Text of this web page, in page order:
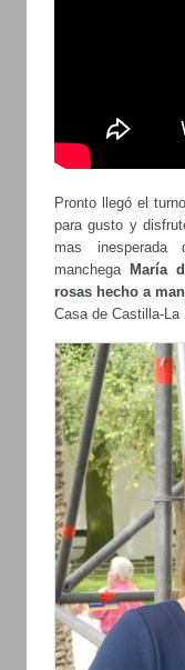
Pronto llegó el
para gusto y
mas
manchega
María
rosas hecho a
Casa de Castilla-